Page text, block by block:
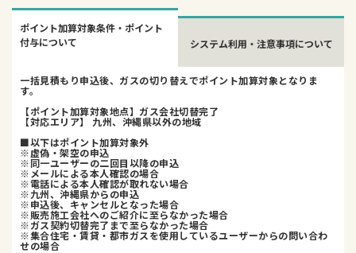
ポイント加算対象条件・ポイント
付与について
システム利用・注意事項について
一括見積もり申込後、ガスの切り替えでポイント加算対象となりま
す。
【ポイント加算対象地点】ガス会社切替完了
【対応エリア】 九州、沖縄県以外の地域
■以下はポイント加算対象外
※虚偽・架空の申込
※同一ユーザーの二回目以降の申込
※メールによる本人確認の場合
※電話による本人確認が取れない場合
※九州、沖縄県からの申込
※申込後、キャンセルとなった場合
※販売施工会社へのご紹介に至らなかった場合
※ガス契約切替完了まで至らなかった場合
※集合住宅・賃貸・都市ガスを使用しているユーザーからの問い合わ
せの場合